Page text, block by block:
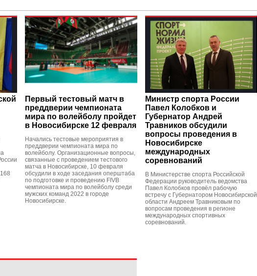
Первый тестовый матч в
преддверии чемпионата
мира по волейболу пройдет
в Новосибирске 12 февраля
Начались тестовые мероприятия в
преддверии чемпионата мира по
волейболу. Организационные вопросы,
связанные с проведением тестового
матча в Новосибирске, 10 февраля
обсудили в ходе заседания оперштаба
по подготовке и проведению FIVB
чемпионата мира по волейболу среди
мужских команд 2022 в городе
Новосибирске.
Министр спорта России
Павел Колобков и
Губернатор Андрей
Травников обсудили
вопросы проведения в
Новосибирске
международных
соревнований
В Министерстве спорта Российской
Федерации руководитель ведомства
Павел Колобков провёл рабочую
встречу с Губернатором Новосибирской
области Андреем Травниковым по
вопросам проведения в регионе
международных спортивных
соревнований.